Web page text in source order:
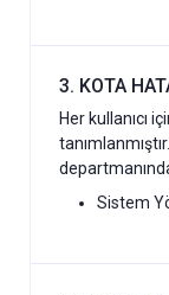
3. KOTA
Her kullanıcı
Sistem